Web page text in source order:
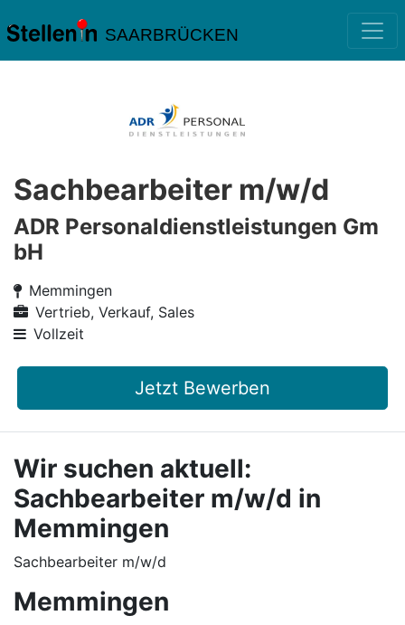
SAARBRÜCKEN
Sachbearbeiter m/w/d
ADR Personaldienstleistungen Gm
bH
Memmingen
Vertrieb, Verkauf, Sales
Vollzeit
Jetzt Bewerben
Wir suchen aktuell:
Sachbearbeiter m/w/d in
Memmingen
Sachbearbeiter m/w/d
Memmingen